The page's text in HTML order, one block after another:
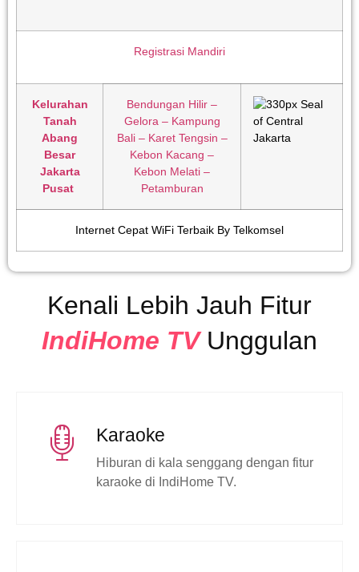
Registrasi Mandiri
Kelurahan
Tanah
Abang
Besar
Jakarta
Pusat
Bendungan Hilir –
Gelora – Kampung
Bali – Karet Tengsin –
Kebon Kacang –
Kebon Melati –
Petamburan
Internet Cepat WiFi Terbaik By Telkomsel
Kenali Lebih Jauh Fitur
IndiHome TVUnggulan
Karaoke
Hiburan di kala senggang dengan fitur
karaoke di IndiHome TV.